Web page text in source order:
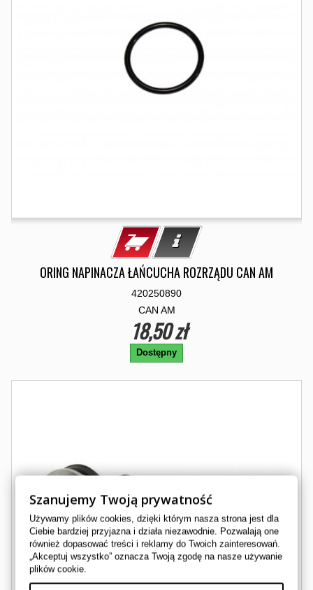
ORING NAPINACZA ŁAŃCUCHA ROZRZĄDU CAN AM
420250890
CAN AM
18,50 zł
Dostępny
Szanujemy Twoją prywatność
Używamy plików cookies, dzięki którym nasza strona jest dla
Ciebie bardziej przyjazna i działa niezawodnie. Pozwalają one
również dopasować treści i reklamy do Twoich zainteresowań.
„Akceptuj wszystko” oznacza Twoją zgodę na nasze używanie
plików cookie.